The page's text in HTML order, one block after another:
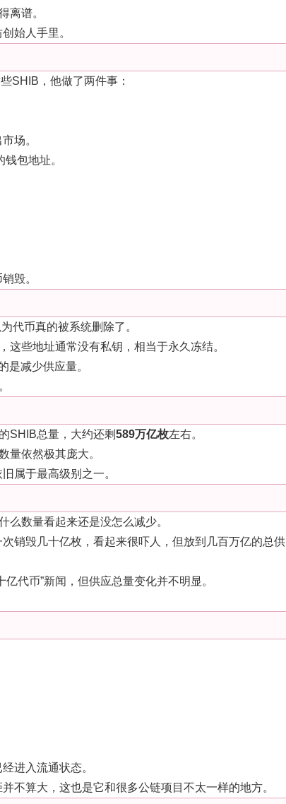
离谱。
始人手里。
SHIB，他做了两件事：
场。
包地址。
毁。
代币真的被系统删除了。
这些地址通常没有私钥，相当于永久冻结。
是减少供应量。
SHIB总量，大约还剩589万亿枚左右。
量依然极其庞大。
属于最高级别之一。
么数量看起来还是没怎么减少。
销毁几十亿枚，看起来很吓人，但放到几百万亿的总供
代币”新闻，但供应总量变化并不明显。
进入流通状态。
不算大，这也是它和很多公链项目不太一样的地方。